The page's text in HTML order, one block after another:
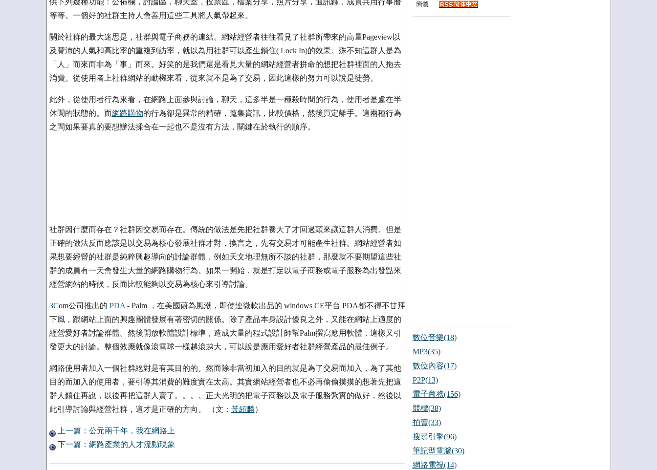
供下列幾種功能：公佈欄，討論區，聊天室，投票區，檔案分享，照片分享，通訊錄，成員共用行事曆
等等。一個好的社群主持人會善用這些工具將人氣帶起來。
關於社群的最大迷思是，社群與電子商務的連結。網站經營者往往看見了社群所帶來的高量Pageview以
及豐沛的人氣和高比率的重複到訪率，就以為用社群可以產生鎖住( Lock In)的效果。殊不知這群人是為
「人」而來而非為「事」而來。好笑的是我們還是看見大量的網站經營者拼命的想把社群裡面的人拖去
消費。從使用者上社群網站的動機來看，從來就不是為了交易，因此這樣的努力可以說是徒勞。
此外，從使用者行為來看，在網路上面參與討論，聊天，這多半是一種殺時間的行為，使用者是處在半
休閒的狀態的。而網路購物的行為卻是異常的精確，蒐集資訊，比較價格，然後買定離手。這兩種行為
之間如果要真的要想辦法揉合在一起也不是沒有方法，關鍵在於執行的順序。
社群因什麼而存在？社群因交易而存在。傳統的做法是先把社群養大了才回過頭來讓這群人消費。但是
正確的做法反而應該是以交易為核心發展社群才對，換言之，先有交易才可能產生社群。網站經營者如
果想要經營的社群是純粹興趣導向的討論群體，例如天文地理無所不談的社群，那麼就不要期望這些社
群的成員有一天會發生大量的網路購物行為。如果一開始，就是打定以電子商務或電子服務為出發點來
經營網站的時候，反而比較能夠以交易為核心來引導討論。
3Com公司推出的 PDA - Palm ，在美國蔚為風潮，即使連微軟出品的 windows CE平台 PDA都不得不甘拜
下風，跟網站上面的興趣團體發展有著密切的關係。除了產品本身設計優良之外，又能在網站上適度的
經營愛好者討論群體。然後開放軟體設計標準，造成大量的程式設計師幫Palm撰寫應用軟體，這樣又引
發更大的討論。整個效應就像滾雪球一樣越滾越大，可以說是應用愛好者社群經營產品的最佳例子。
網路使用者加入一個社群絕對是有其目的的。然而除非當初加入的目的就是為了交易而加入，為了其他
目的而加入的使用者，要引導其消費的難度實在太高。其實網站經營者也不必再偷偷摸摸的想著先把這
群人鎖住再說，以後再把這群人賣了。。。。正大光明的把電子商務以及電子服務紮實的做好，然後以
此引導討論與經營社群，這才是正確的方向。 （文： 黃紹麟）
上一篇：公元兩千年，我在網路上
下一篇：網路產業的人才流動現象
簡體
數位音樂(18)
MP3(35)
數位內容(17)
P2P(13)
電子商務(156)
競標(38)
拍賣(33)
搜尋引擎(96)
筆記型電腦(30)
網路電視(14)